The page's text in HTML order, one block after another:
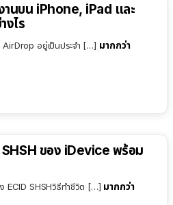
านบน iPhone, iPad และ
งไร
อยู่เป็นประจำ […] มากกว่า
SHSH ของ iDevice พร้อม
ECID SHSHวิธีทำชีวิต […] มากกว่า